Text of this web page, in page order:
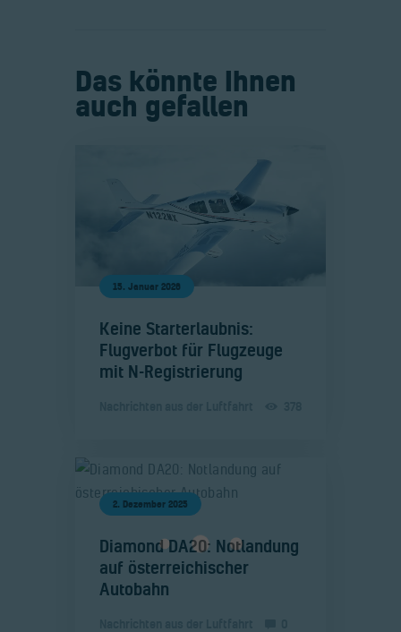
Das könnte Ihnen
auch gefallen
15. Januar 2026
​Keine Starterlaubnis:
Flugverbot für Flugzeuge
mit N-Registrierung
2. Dezember 2025
​Diamond DA20: Notlandung
auf österreichischer
Autobahn